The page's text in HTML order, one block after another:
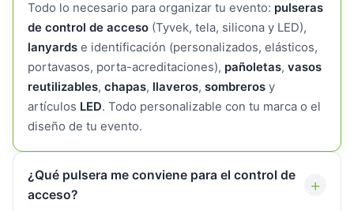
Todo lo necesario para organizar tu evento: pulseras
de control de acceso (Tyvek, tela, silicona y LED),
lanyards e identificación (personalizados, elásticos,
portavasos, porta-acreditaciones), pañoletas, vasos
reutilizables, chapas, llaveros, sombreros y
artículos LED. Todo personalizable con tu marca o el
diseño de tu evento.
¿Qué pulsera me conviene para el control de
acceso?
+